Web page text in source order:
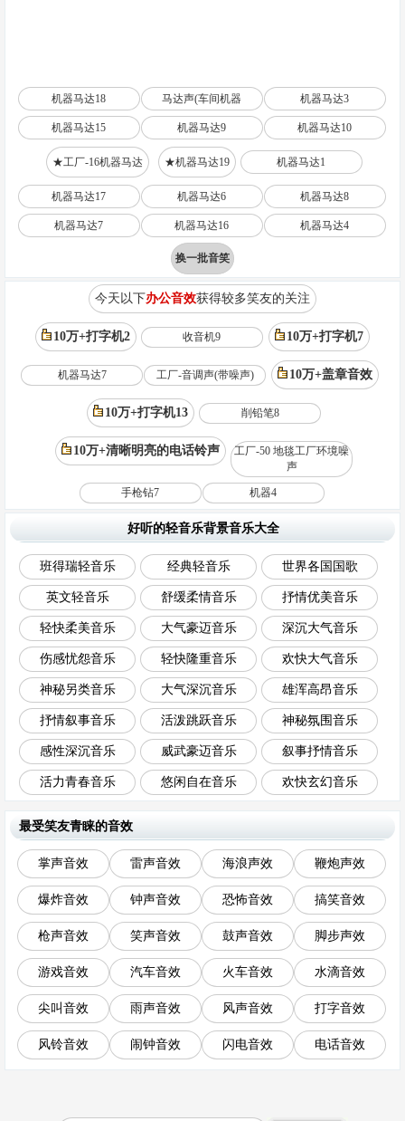
机器马达18 马达声(车间机器 机器马达3
机器马达15 机器马达9 机器马达10
★工厂-16机器马达 ★机器马达19 机器马达1
机器马达17 机器马达6 机器马达8
机器马达7 机器马达16 机器马达4
换一批音笑
今天以下办公音效获得较多笑友的关注
10万+打字机2 收音机9 10万+打字机7
机器马达7 工厂-音调声(带噪声) 10万+盖章音效
10万+打字机13 削铅笔8
10万+清晰明亮的电话铃声
工厂-50 地毯工厂环境噪
声
手枪钻7 机器4
好听的轻音乐背景音乐大全
班得瑞轻音乐 经典轻音乐 世界各国国歌
英文轻音乐 舒缓柔情音乐 抒情优美音乐
轻快柔美音乐 大气豪迈音乐 深沉大气音乐
伤感忧怨音乐 轻快隆重音乐 欢快大气音乐
神秘另类音乐 大气深沉音乐 雄浑高昂音乐
抒情叙事音乐 活泼跳跃音乐 神秘氛围音乐
感性深沉音乐 威武豪迈音乐 叙事抒情音乐
活力青春音乐 悠闲自在音乐 欢快玄幻音乐
最受笑友青睐的音效
掌声音效 雷声音效 海浪声效 鞭炮声效
爆炸音效 钟声音效 恐怖音效 搞笑音效
枪声音效 笑声音效 鼓声音效 脚步声效
游戏音效 汽车音效 火车音效 水滴音效
尖叫音效 雨声音效 风声音效 打字音效
风铃音效 闹钟音效 闪电音效 电话音效